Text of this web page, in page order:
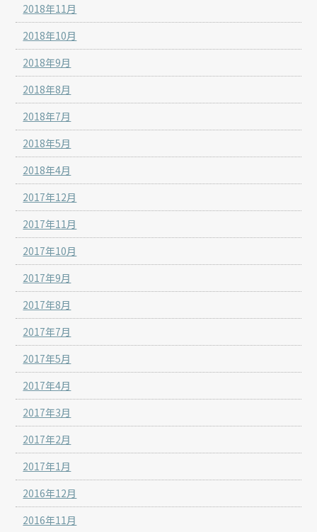
2018年11月
2018年10月
2018年9月
2018年8月
2018年7月
2018年5月
2018年4月
2017年12月
2017年11月
2017年10月
2017年9月
2017年8月
2017年7月
2017年5月
2017年4月
2017年3月
2017年2月
2017年1月
2016年12月
2016年11月